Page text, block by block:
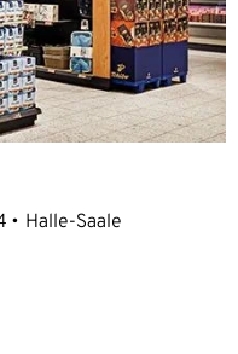
Halle-Saale